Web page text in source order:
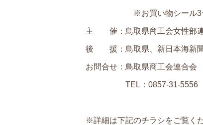
※お買い物シール3つ集ま
主 催：鳥取県商工会女性部連
後 援：鳥取県、新日本海新
お問合せ：鳥取県商工会連合
TEL：0857-31-5556
※詳細は下記のチラシをご覧くだ